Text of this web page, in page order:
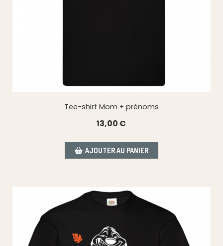
Tee-shirt Mom + prénoms
13,00€
AJOUTER AU PANIER